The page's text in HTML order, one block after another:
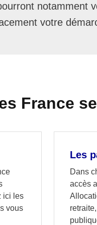
notamment
votre
France
ici les
vous
Les
Dans
accès